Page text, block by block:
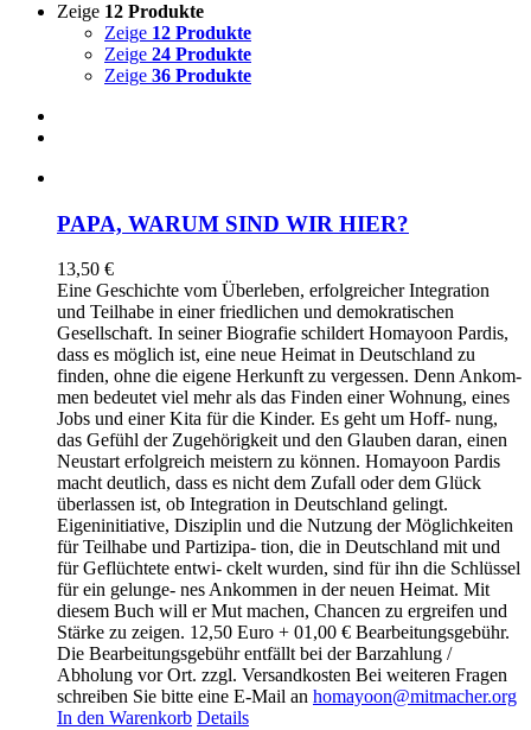
Zeige 12 Produkte
Zeige 12 Produkte
Zeige 24 Produkte
Zeige 36 Produkte
PAPA, WARUM SIND WIR HIER?
13,50 €
Eine Geschichte vom Überleben, erfolgreicher Integration
und Teilhabe in einer friedlichen und demokratischen
Gesellschaft. In seiner Biografie schildert Homayoon Pardis,
dass es möglich ist, eine neue Heimat in Deutschland zu
finden, ohne die eigene Herkunft zu vergessen. Denn Ankom-
men bedeutet viel mehr als das Finden einer Wohnung, eines
Jobs und einer Kita für die Kinder. Es geht um Hoff- nung,
das Gefühl der Zugehörigkeit und den Glauben daran, einen
Neustart erfolgreich meistern zu können. Homayoon Pardis
macht deutlich, dass es nicht dem Zufall oder dem Glück
überlassen ist, ob Integration in Deutschland gelingt.
Eigeninitiative, Disziplin und die Nutzung der Möglichkeiten
für Teilhabe und Partizipa- tion, die in Deutschland mit und
für Geflüchtete entwi- ckelt wurden, sind für ihn die Schlüssel
für ein gelunge- nes Ankommen in der neuen Heimat. Mit
diesem Buch will er Mut machen, Chancen zu ergreifen und
Stärke zu zeigen. 12,50 Euro + 01,00 € Bearbeitungsgebühr.
Die Bearbeitungsgebühr entfällt bei der Barzahlung /
Abholung vor Ort. zzgl. Versandkosten Bei weiteren Fragen
schreiben Sie bitte eine E-Mail an homayoon@mitmacher.org
In den Warenkorb Details